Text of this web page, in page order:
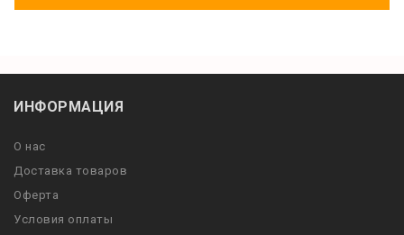
ИНФОРМАЦИЯ
О нас
Доставка товаров
Оферта
Условия оплаты